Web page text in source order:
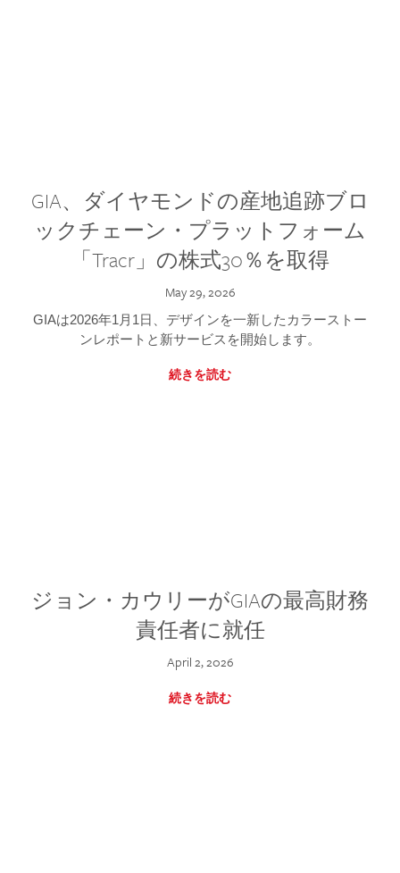
GIA、ダイヤモンドの産地追跡ブロ
ックチェーン・プラットフォーム
「Tracr」の株式30％を取得
May 29, 2026
GIAは2026年1月1日、デザインを一新したカラーストー
ンレポートと新サービスを開始します。
続きを読む
ジョン・カウリーがGIAの最高財務
責任者に就任
April 2, 2026
続きを読む